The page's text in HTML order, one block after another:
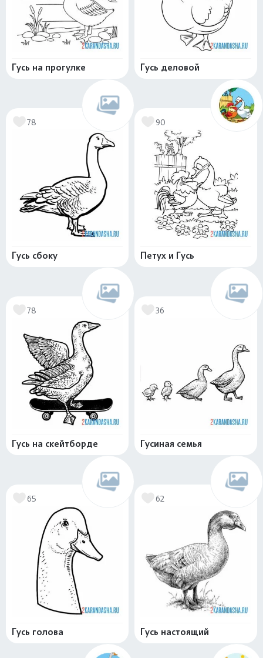
Гусь на прогулке Гусь деловой
78
Гусь сбоку
90
Петух и Гусь
78
Гусь на скейтборде
36
Гусиная семья
65
Гусь голова
62
Гусь настоящий